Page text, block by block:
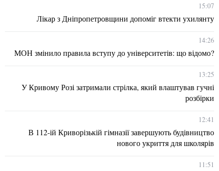
15:07
Лікар з Дніпропетровщини допоміг втекти ухилянту
14:26
МОН змінило правила вступу до університетів: що відомо?
13:25
У Кривому Розі затримали стрілка, який влаштував гучні
розбірки
12:41
В 112-ій Криворізькій гімназії завершують будівництво
нового укриття для школярів
11:51